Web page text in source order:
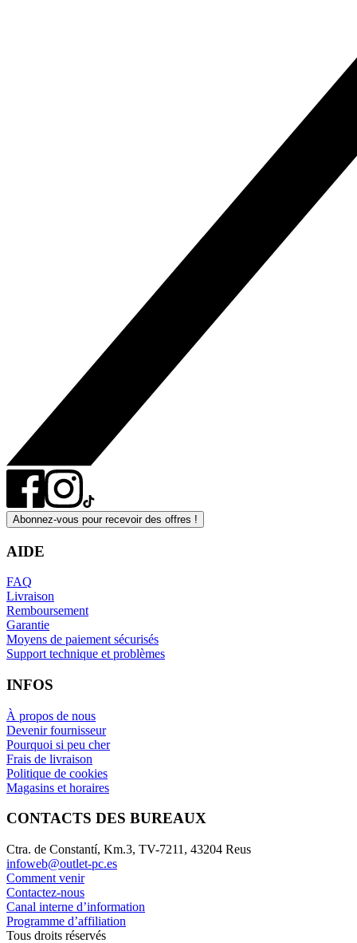
Abonnez-vous pour recevoir des offres !
AIDE
FAQ
Livraison
Remboursement
Garantie
Moyens de paiement sécurisés
Support technique et problèmes
INFOS
À propos de nous
Devenir fournisseur
Pourquoi si peu cher
Frais de livraison
Politique de cookies
Magasins et horaires
CONTACTS DES BUREAUX
Ctra. de Constantí, Km.3, TV-7211, 43204 Reus
infoweb@outlet-pc.es
Comment venir
Contactez-nous
Canal interne d’information
Programme d’affiliation
Tous droits réservés